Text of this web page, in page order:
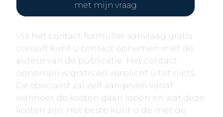
met mijn vraag
Via het contact formulier aanvraag gratis
consult kunt u contact opnemen met de
auteur van de publicatie. Het contact
opnemen is gratis en verplicht u tot niets.
De specialist zal zelf aangeven vanaf
wanneer de kosten gaan lopen en wat deze
kosten zijn. Het beste kunt u de met de